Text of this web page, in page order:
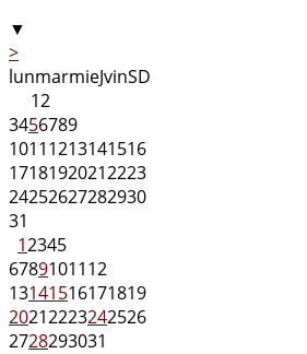
▼
>
lunmarmieJvinSD
12
3456789
10111213141516
17181920212223
24252627282930
31
12345
6789101112
13141516171819
20212223242526
2728293031